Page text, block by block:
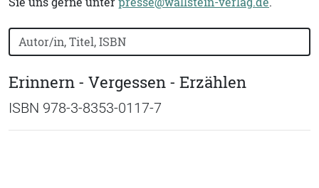
Bücher nach Buchtitel, Autorennamen oder ISBN
Erinnern - Vergessen - Erzählen
ISBN 978-3-8353-0117-7